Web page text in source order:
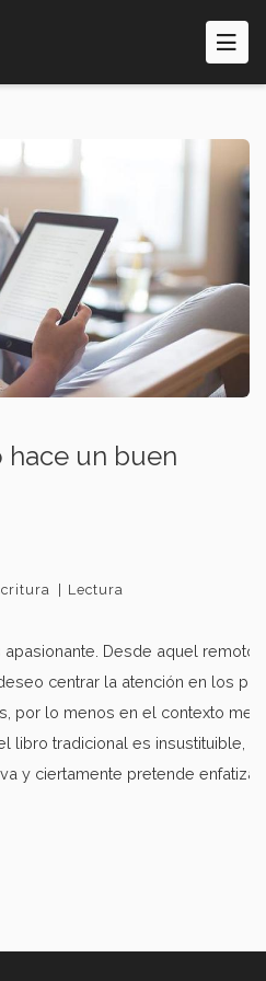
un buen
Lectura
Desde aquel
centrar la atención en los
por lo menos en el contexto
libro tradicional es insustituible,
y ciertamente pretende